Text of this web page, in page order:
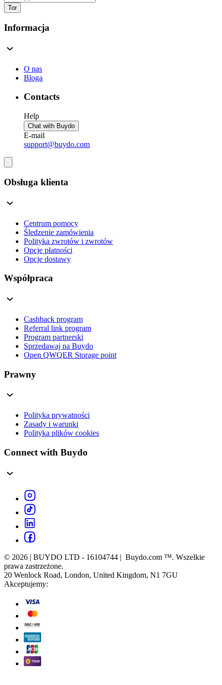
Tor
Informacja
O nas
Bloga
Contacts
Help
Chat with Buydo
E-mail
support@buydo.com
Obsługa klienta
Centrum pomocy
Śledzenie zamówienia
Polityka zwrotów i zwrotów
Opcje płatności
Opcje dostawy
Współpraca
Cashback program
Referral link program
Program partnerski
Sprzedawaj na Buydo
Open QWQER Storage point
Prawny
Polityka prywatności
Zasady i warunki
Polityka plików cookies
Connect with Buydo
© 2026 | BUYDO LTD - 16104744 | Buydo.com ™. Wszelkie
prawa zastrzeżone.
20 Wenlock Road, London, United Kingdom, N1 7GU
Akceptujemy: